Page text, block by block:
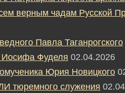
верным чадам Русской
Павла Таганрогского
Иосифа Фуделя 02.04.2026
Юрия Новицкого
тюремного служения